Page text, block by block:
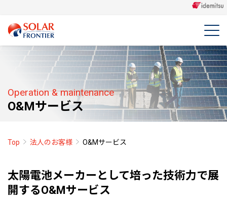
Operation & maintenance
O&Mサービス
Top 法人のお客様 O&Mサービス
太陽電池メーカーとして培った技術力で展
開するO&Mサービス